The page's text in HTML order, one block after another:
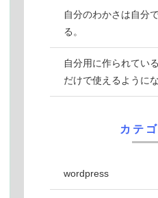
自分のわかさは自分
る。
自分用に作られてい
だけで使えるように
カテ
wordpress